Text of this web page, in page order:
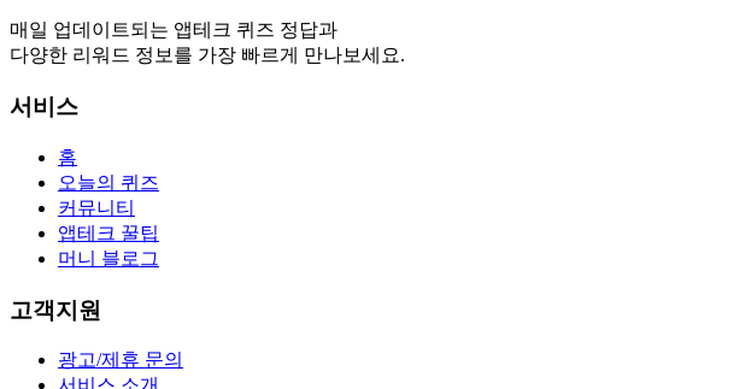
매일 업데이트되는 앱테크 퀴즈 정답과
다양한 리워드 정보를 가장 빠르게 만나보세요.
서비스
홈
오늘의 퀴즈
커뮤니티
앱테크 꿀팁
머니 블로그
고객지원
광고/제휴 문의